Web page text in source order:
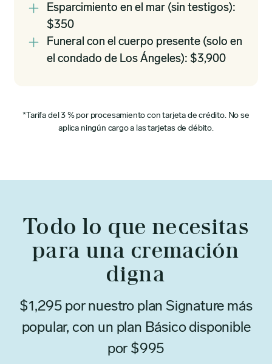
Esparcimiento en el mar (sin testigos):
$350
Funeral con el cuerpo presente (solo en
el condado de Los Ángeles): $3,900
*Tarifa del 3 % por procesamiento con tarjeta de crédito. No se
aplica ningún cargo a las tarjetas de débito.
Todo lo que necesitas
para una cremación
digna
$1,295 por nuestro plan Signature más
popular, con un plan Básico disponible
por $995